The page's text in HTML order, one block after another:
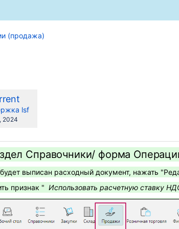
(продажа)
lsf
2024
Справочники/ форма
выписан расходный документ, нажать
признак " Использовать расчетную ставку